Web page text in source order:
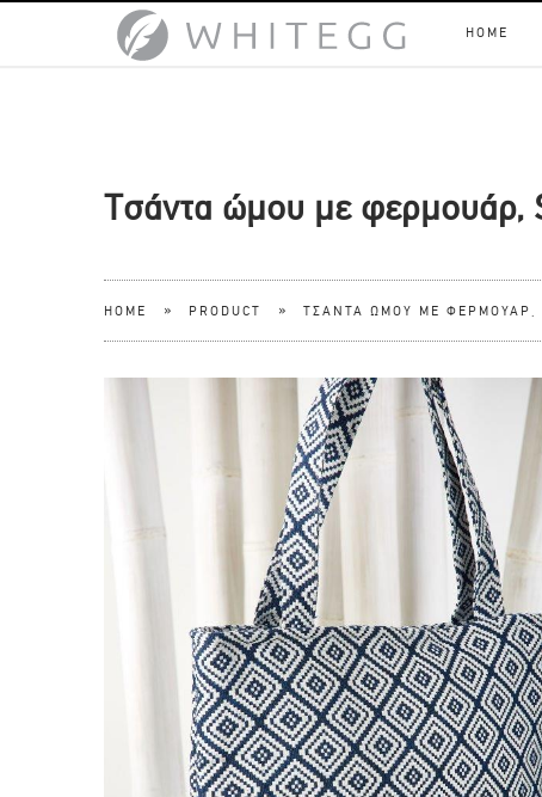
HOME
Τσάντα ώμου με
HOME » PRODUCT » ΤΣΆΝΤΑ ΏΜΟΥ ΜΕ ΦΕΡΜΟΥΆΡ,